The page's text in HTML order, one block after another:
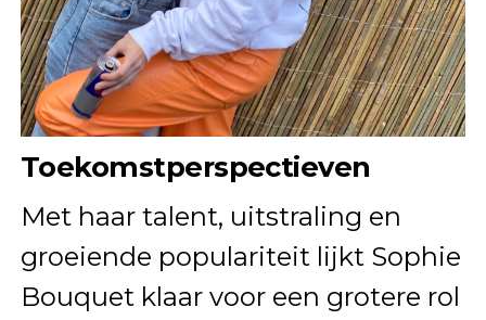
Toekomstperspectieven
Met haar talent, uitstraling en
groeiende populariteit lijkt Sophie
Bouquet klaar voor een grotere rol